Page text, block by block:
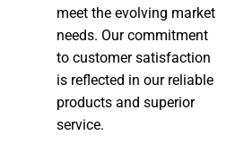
meet the evolving market
needs. Our commitment
to customer satisfaction
is reflected in our reliable
products and superior
service.